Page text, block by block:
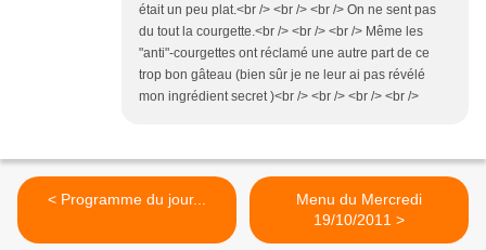
était un peu plat.<br /> <br /> <br /> On ne sent pas
du tout la courgette.<br /> <br /> <br /> Même les
"anti"-courgettes ont réclamé une autre part de ce
trop bon gâteau (bien sûr je ne leur ai pas révélé
mon ingrédient secret )<br /> <br /> <br /> <br />
< Programme du jour...
Menu du Mercredi
19/10/2011 >